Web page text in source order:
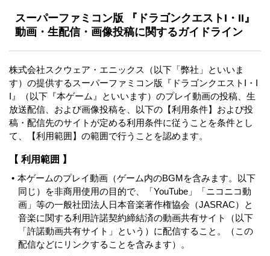
スーパーファミコン版 『ドラゴンクエストI・II』
動画・生配信・画像投稿に関するガイドライン
株式会社スクウェア・エニックス（以下「弊社」といいま
す）の提供するスーパーファミコン版『ドラゴンクエストI・I
I』（以下『本ゲーム』といいます）のプレイ動画の投稿、生
放送配信、および画像投稿を、以下の【利用条件】および投
稿・配信先のサイトが定める利用条件に従うことを条件とし
て、【利用範囲】の範囲で行うことを認めます。
【 利用範囲 】
本ゲームのプレイ動画（ゲーム内のBGMを含みます。以下
同じ）を非商用使用の目的で、「YouTube」「ニコニコ動
画」等の一般社団法人日本音楽著作権協会（JASRAC）と
音楽に関する利用許諾契約締結済の動画共有サイト（以下
「許諾動画共有サイト」という）に配信すること。（この
配信などにリンクすることを含みます）。